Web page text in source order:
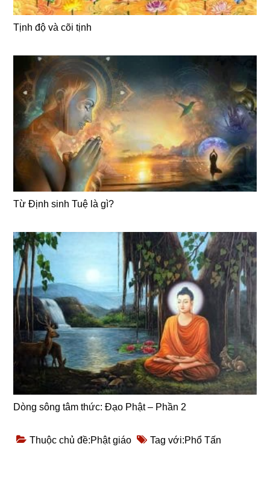
Tịnh độ và cõi tịnh
Từ Định sinh Tuệ là gì?
Dòng sông tâm thức: Đạo Phật – Phần 2
Thuộc chủ đề:Phật giáo Tag với:Phổ Tấn